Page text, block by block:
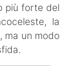
più forte del
la
ma un modo